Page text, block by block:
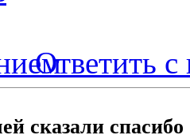
Ответить с
сказали